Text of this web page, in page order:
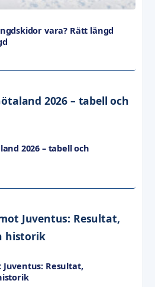
vara? Rätt längd
2026 – tabell och
Resultat,